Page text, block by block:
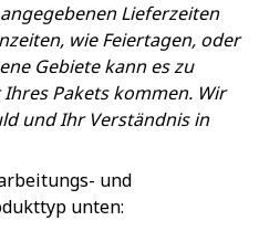
Lieferzeiten
wie Feiertagen, oder
Gebiete kann es zu
Pakets kommen. Wir
und Ihr Verständnis in
und
unten: